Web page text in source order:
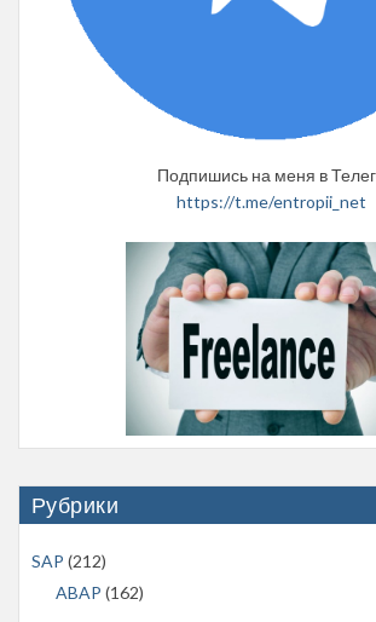
Подпишись на меня в
https://t.me/entropii_net
Рубрики
SAP (212)
ABAP (162)